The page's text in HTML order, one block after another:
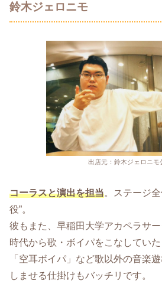
鈴木ジェロニモ
出店元：鈴木ジェロニモ
コーラスと演出を担当。ステージ
役”。
彼もまた、早稲田大学アカペラサ
時代から歌・ボイパをこなしていた
「空耳ボイパ」など歌以外の音楽
しませる仕掛けもバッチリです。